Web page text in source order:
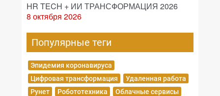
HR TECH + ИИ ТРАНСФОРМАЦИЯ 2026
8 октября 2026
Популярные теги
Эпидемия коронавируса
Цифровая трансформация
Удаленная работа
Рунет
Робототехника
Облачные сервисы